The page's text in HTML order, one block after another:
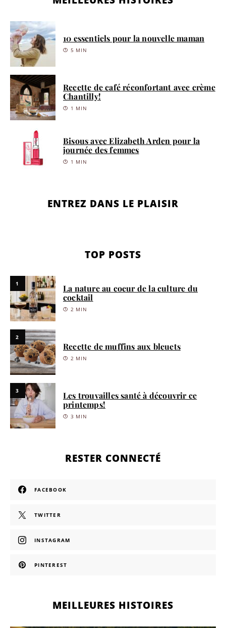
10 essentiels pour la nouvelle maman
5 MIN
Recette de café réconfortant avec crème
Chantilly!
1 MIN
Bisous avec Elizabeth Arden pour la
journée des femmes
1 MIN
ENTREZ DANS LE PLAISIR
TOP POSTS
1
La nature au coeur de la culture du
cocktail
2 MIN
2
Recette de muffins aux bleuets
2 MIN
3
Les trouvailles santé à découvrir ce
printemps!
3 MIN
RESTER CONNECTÉ
FACEBOOK
TWITTER
INSTAGRAM
PINTEREST
MEILLEURES HISTOIRES